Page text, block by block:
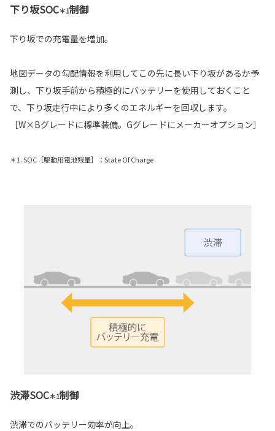
下り坂SOC＊1制御
下り坂での充電量を増加。
地図データの勾配情報を利用してこの先に長い下り坂があるか予
測し、下り坂手前から積極的にバッテリーを使用しておくこと
で、下り坂走行中により多くのエネルギーを回収します。
［W×Bグレードに標準装備。Gグレードにメーカーオプション］
＊1. SOC［駆動用電池残量］：State Of Charge
渋滞SOC＊1制御
渋滞でのバッテリー効率が向上。